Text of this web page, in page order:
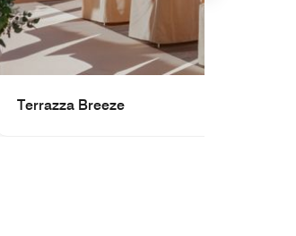
Terrazza Breeze